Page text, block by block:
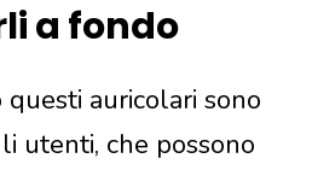
a fondo
questi auricolari sono
utenti, che possono